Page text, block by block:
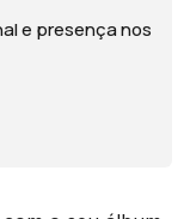
e presença nos